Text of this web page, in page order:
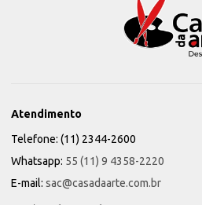
Atendimento
Telefone: (11) 2344-2600
Whatsapp: 55 (11) 9 4358-2220
E-mail: sac@casadaarte.com.br